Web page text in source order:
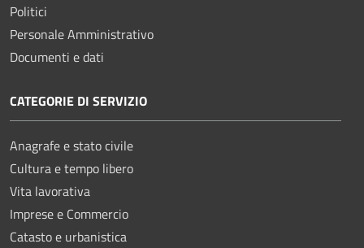
Politici
Personale Amministrativo
Documenti e dati
CATEGORIE DI SERVIZIO
Anagrafe e stato civile
Cultura e tempo libero
Vita lavorativa
Imprese e Commercio
Catasto e urbanistica